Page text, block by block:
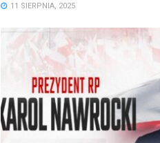
11 SIERPNIA, 2025